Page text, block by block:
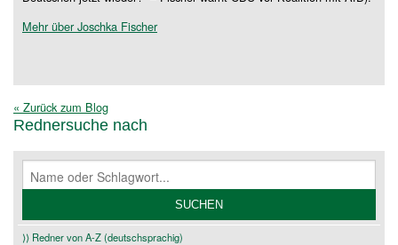
Mehr über Joschka Fischer
« Zurück zum Blog
Rednersuche nach
⟩⟩ Redner von A-Z (deutschsprachig)